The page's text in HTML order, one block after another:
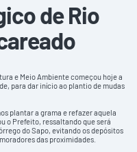
de Rio
e Meio Ambiente começou hoje a
para dar início ao plantio de mudas
plantar a grama e refazer aquela
o Prefeito, ressaltando que será
do Sapo, evitando os depósitos
das proximidades.